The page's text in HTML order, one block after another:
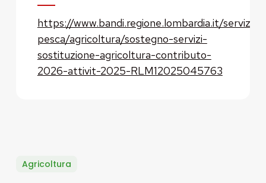
https://www.bandi.regione.lombardia.it/
pesca/agricoltura/sostegno-servizi-
sostituzione-agricoltura-contributo-
2026-attivit-2025-RLM12025045763
Agricoltura